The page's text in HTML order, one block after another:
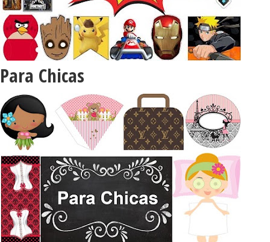
Para Chicas